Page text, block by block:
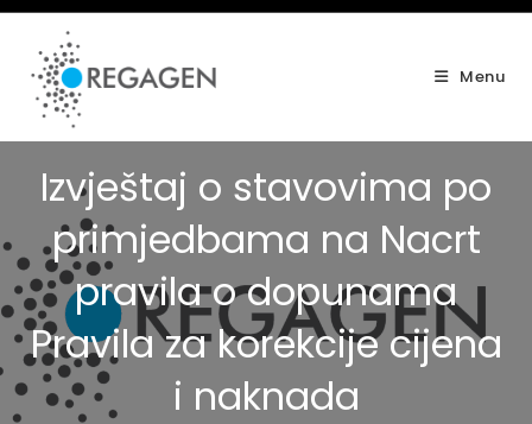
Skip
content
Menu
Izvještaj o stavovima po
primjedbama na Nacrt
pravila o dopunama
Pravila za korekcije cijena
i naknada